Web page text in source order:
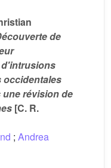
de
occidentales
une révision de
[C. R.
; Andrea